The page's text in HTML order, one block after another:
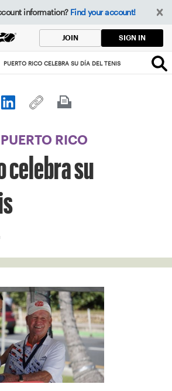
information? Find your account!
JOIN SIGN IN
PUERTO RICO CELEBRA SU DÍA DEL TENIS
PUERTO RICO
celebra su